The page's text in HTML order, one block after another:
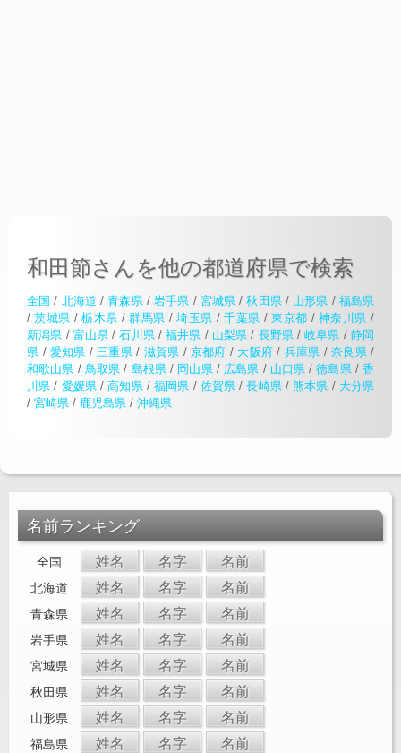
和田節さんを他の都道府県で検索
全国 / 北海道 /青森県/ 岩手県 / 宮城県 /秋田県/ 山形県 / 福島県
/茨城県 /栃木県 /群馬県 /埼玉県 /千葉県 /東京都 /神奈川県 /
新潟県 / 富山県 /石川県/福井県 / 山梨県 / 長野県/岐阜県 / 静岡
県 / 愛知県 /三重県 / 滋賀県 / 京都府 / 大阪府 / 兵庫県 / 奈良県/
和歌山県 / 鳥取県 / 島根県/ 岡山県/ 広島県 / 山口県 /徳島県/香
川県 / 愛媛県/高知県/ 福岡県 / 佐賀県 /長崎県/熊本県 / 大分県
/ 宮崎県 / 鹿児島県 / 沖縄県
名前ランキング
全国 姓名 名字 名前
北海道 姓名 名字 名前
青森県 姓名 名字 名前
岩手県 姓名 名字 名前
宮城県 姓名 名字 名前
秋田県 姓名 名字 名前
山形県 姓名 名字 名前
福島県 姓名 名字 名前